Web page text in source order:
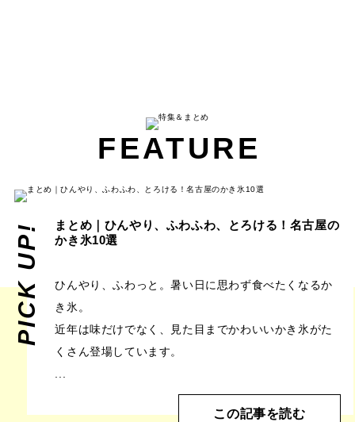
FEATURE
PICK UP!
まとめ｜ひんやり、ふわふわ、とろける！名古屋の
かき氷10選
ひんやり、ふわっと。暑い日に思わず食べたくなるか
き氷。
近年は味だけでなく、見た目までかわいいかき氷がた
くさん登場しています。
...
この記事を読む